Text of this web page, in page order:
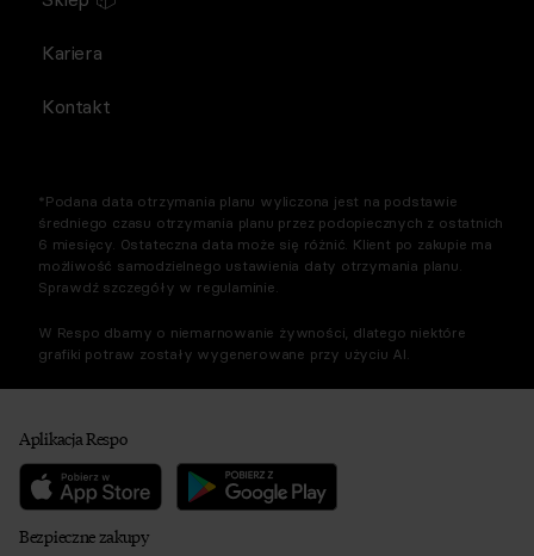
Kariera
Kontakt
*Podana data otrzymania planu wyliczona jest na podstawie
średniego czasu otrzymania planu przez podopiecznych z ostatnich
6 miesięcy. Ostateczna data może się różnić. Klient po zakupie ma
możliwość samodzielnego ustawienia daty otrzymania planu.
Sprawdź szczegóły w regulaminie.
W Respo dbamy o niemarnowanie żywności, dlatego niektóre
grafiki potraw zostały wygenerowane przy użyciu AI.
Aplikacja Respo
Bezpieczne zakupy